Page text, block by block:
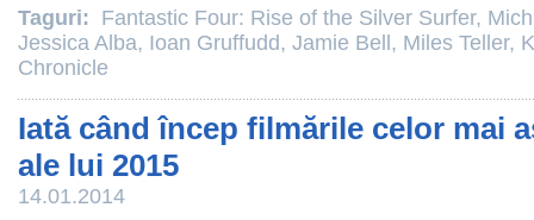
Taguri: Fantastic Four: Rise of the Silver Surfer,
Jessica Alba, Ioan Gruffudd, Jamie Bell , Miles Teller,
Chronicle
Iată când încep filmările celor mai
ale lui 2015
14.01.2014